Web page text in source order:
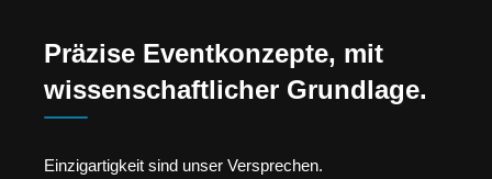
Präzise Eventkonzepte, mit
wissenschaftlicher Grundlage.
Einzigartigkeit sind unser Versprechen.